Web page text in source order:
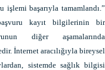
işlemi başarıyla tamamlandı.”
kayıt bilgilerinin bir
diğer aşamalarında
İnternet aracılığıyla bireysel
sistemde sağlık bilgisi